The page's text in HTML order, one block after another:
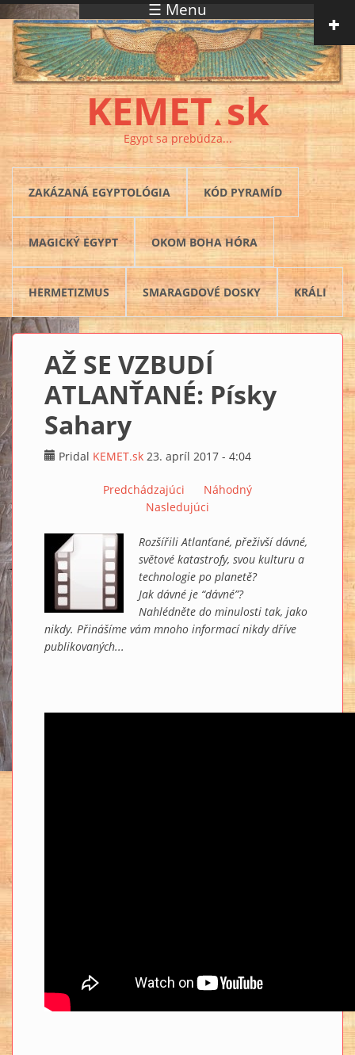
Skočiť na hlavný obsah ☰ Menu
KEMET▲ sk
Egypt sa prebúdza...
ZAKÁZANÁ EGYPTOLÓGIA KÓD PYRAMÍD
MAGICKÝ EGYPT OKOM BOHA HÓRA
HERMETIZMUS SMARAGDOVÉ DOSKY KRÁLI
AŽ SE VZBUDÍ
ATLANŤANÉ: Písky
Sahary
Pridal KEMET.sk 23. apríl 2017 - 4:04
Predchádzajúci
Náhodný
Nasledujúci
Rozšířili Atlanťané, přeživší dávné,
světové katastrofy, svou kulturu a
technologie po planetě?
Jak dávné je “dávné”?
Nahlédněte do minulosti tak, jako
nikdy. Přinášíme vám mnoho informací nikdy dříve
publikovaných...